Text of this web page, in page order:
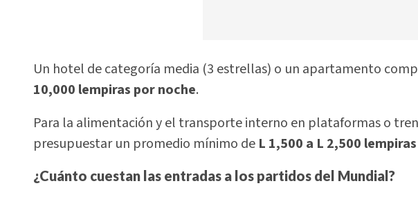
Un hotel de categoría media (3 estrellas) o un apartamento
10,000 lempiras por noche.
Para la alimentación y el transporte interno en plataformas o
presupuestar un promedio mínimo de L 1,500 a L 2,500
¿Cuánto cuestan las entradas a los partidos del Mundial?